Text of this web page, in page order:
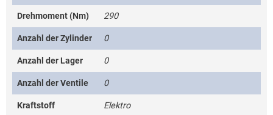
Drehmoment (Nm) 290
Anzahl der Zylinder 0
Anzahl der Lager 0
Anzahl der Ventile 0
Kraftstoff Elektro